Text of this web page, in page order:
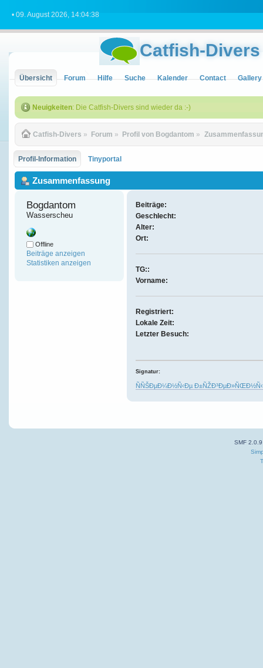
• 09. August 2026, 14:04:38
Catfish-Divers
Übersicht Forum Hilfe Suche Kalender Contact Gallery
Neuigkeiten: Die Catfish-Divers sind wieder da :-)
Catfish-Divers » Forum » Profil von Bogdantom »
Profil-Information Tinyportal
Zusammenfassung
Bogdantom
Wasserscheu
Offline
Beiträge anzeigen
Statistiken anzeigen
Beiträge:
Geschlecht:
Alter:
Ort:
TG::
Vorname:
Registriert:
Lokale Zeit:
Letzter Besuch:
Signatur:
ÑÑŠÐµÐ¼Ð½Ñ‹Ðµ
SMF 2.0.9